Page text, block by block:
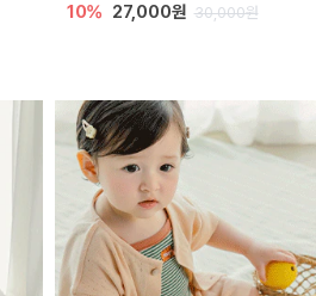
10% 27,000원 30,000원